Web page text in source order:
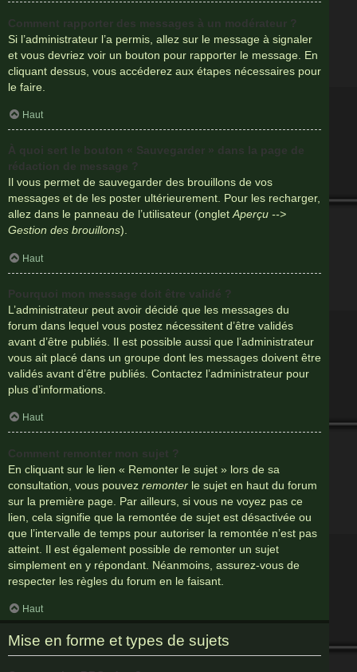
Comment rapporter des messages à un modérateur ?
Si l’administrateur l’a permis, allez sur le message à signaler
et vous devriez voir un bouton pour rapporter le message. En
cliquant dessus, vous accéderez aux étapes nécessaires pour
le faire.
Haut
À quoi sert le bouton « Sauvegarder » dans la page de
rédaction de message ?
Il vous permet de sauvegarder des brouillons de vos
messages et de les poster ultérieurement. Pour les recharger,
allez dans le panneau de l’utilisateur (ongletAperçu -->
Gestion des brouillons).
Haut
Pourquoi mon message doit être validé ?
L’administrateur peut avoir décidé que les messages du
forum dans lequel vous postez nécessitent d’être validés
avant d’être publiés. Il est possible aussi que l’administrateur
vous ait placé dans un groupe dont les messages doivent être
validés avant d’être publiés. Contactez l’administrateur pour
plus d’informations.
Haut
Comment remonter mon sujet ?
En cliquant sur le lien « Remonter le sujet » lors de sa
consultation, vous pouvez remonter le sujet en haut du forum
sur la première page. Par ailleurs, si vous ne voyez pas ce
lien, cela signifie que la remontée de sujet est désactivée ou
que l’intervalle de temps pour autoriser la remontée n’est pas
atteint. Il est également possible de remonter un sujet
simplement en y répondant. Néanmoins, assurez-vous de
respecter les règles du forum en le faisant.
Haut
Mise en forme et types de sujets